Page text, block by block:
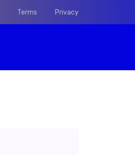
Terms Privacy